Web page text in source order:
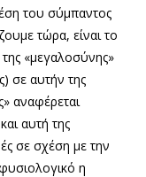
του σύμπαντος
τώρα, είναι το
«μεγαλοσύνης»
σε αυτήν της
αναφέρεται
αυτή της
σε σχέση με την
η